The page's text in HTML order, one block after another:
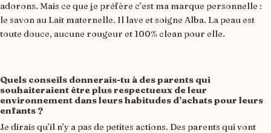
adorons. Mais ce que je préfère c’est ma marque personnelle :
le savon au Lait maternelle. Il lave et soigne Alba. La peau est
toute douce, aucune rougeur et 100% clean pour elle.
Quels conseils donnerais-tu à des parents qui
souhaiteraient être plus respectueux de leur
environnement dans leurs habitudes d’achats pour leurs
enfants ?
Je dirais qu’il n’y a pas de petites actions. Des parents qui vont